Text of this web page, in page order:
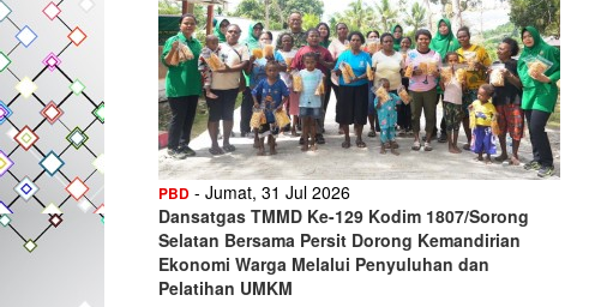
PBD - Jumat, 31 Jul 2026
Dansatgas TMMD Ke-129 Kodim 1807/Sorong
Selatan Bersama Persit Dorong Kemandirian
Ekonomi Warga Melalui Penyuluhan dan
Pelatihan UMKM